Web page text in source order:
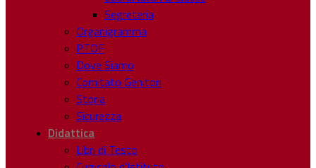
Segreteria
Organigramma
PTOF
Dove Siamo
Comitato Genitori
Storia
Sicurezza
Didattica
Libri di Testo